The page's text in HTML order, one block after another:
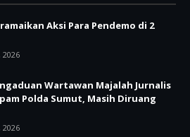
Aksi Para Pendemo di 2
2026
Wartawan Majalah Jurnalis
Polda Sumut, Masih Diruang
2026